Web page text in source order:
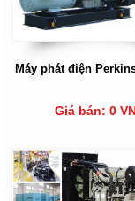
Máy phát điện
Giá bán: 0